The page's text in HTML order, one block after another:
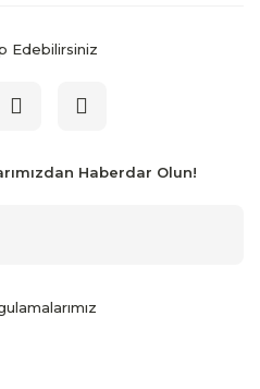
Edebilirsiniz
Haberdar Olun!